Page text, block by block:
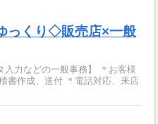
っくり◇販売店×一般
入力などの一般事務】 ＊お客様
書作成、送付 ＊電話対応、来店